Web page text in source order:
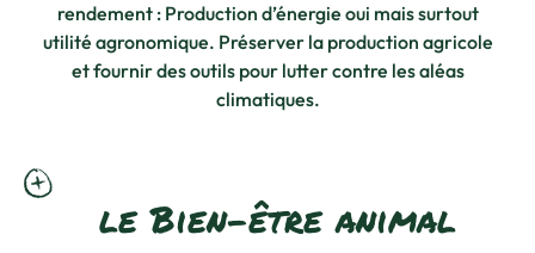
rendement : Production d’énergie oui mais surtout
utilité agronomique. Préserver la production agricole
et fournir des outils pour lutter contre les aléas
climatiques.
le Bien-être animal